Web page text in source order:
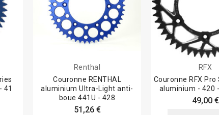
41
Renthal
Couronne RENTHAL
aluminium Ultra-Light anti-
boue 441U - 428
51,26 €
RFX
Couronne RFX Pro
aluminium - 420
49,00 €